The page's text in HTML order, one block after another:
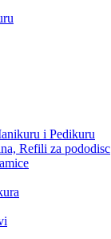
i Pedikuru
Refili za pododisc